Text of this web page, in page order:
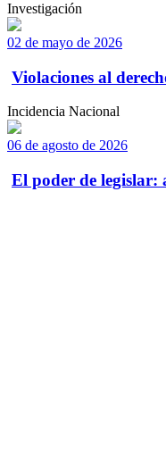
Investigación
02 de mayo de 2026
Violaciones al
Incidencia Nacional
06 de agosto de 2026
El poder de legislar: